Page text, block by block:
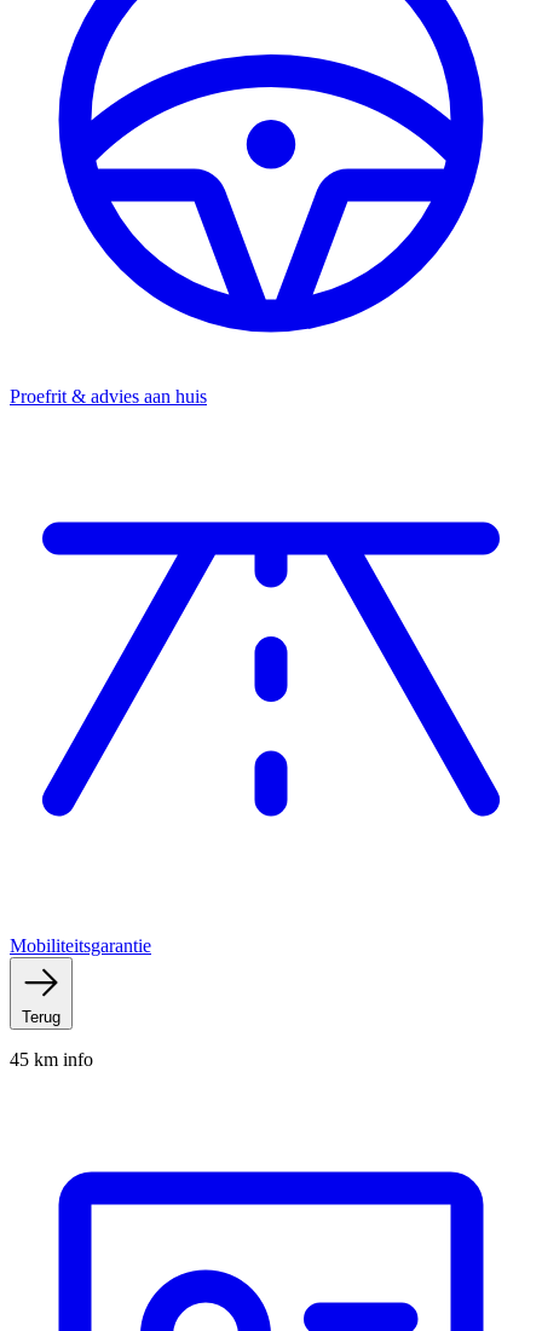
Proefrit & advies aan huis
Mobiliteitsgarantie
Terug
45 km info